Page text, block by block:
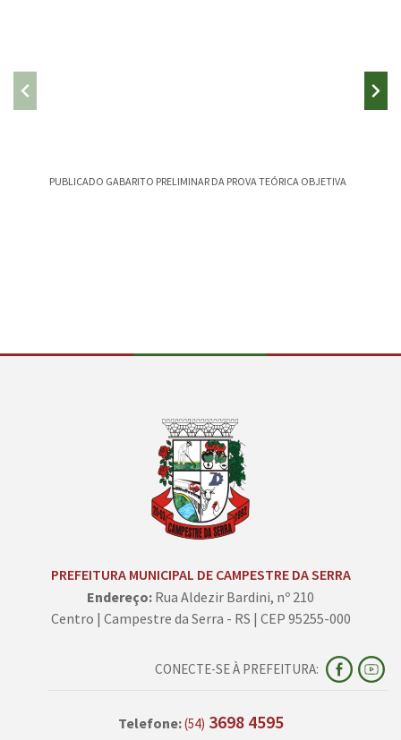
PUBLICADO GABARITO PRELIMINAR DA PROVA TEÓRICA OBJETIVA
PREFEITURA MUNICIPAL DE CAMPESTRE DA SERRA
Endereço: Rua Aldezir Bardini, nº 210
Centro | Campestre da Serra - RS | CEP 95255-000
CONECTE-SE À PREFEITURA:
Telefone:(54) 3698 4595